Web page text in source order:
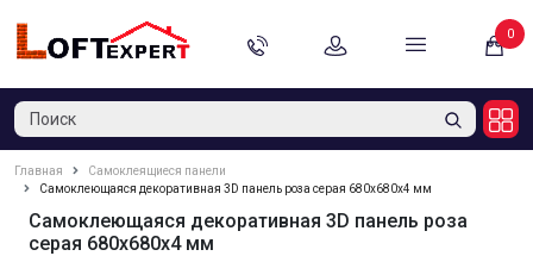
0
Главная
Самоклеящиеся панели
Самоклеющаяся декоративная 3D панель роза серая 680x680x4 мм
Самоклеющаяся декоративная 3D панель роза
серая 680x680x4 мм